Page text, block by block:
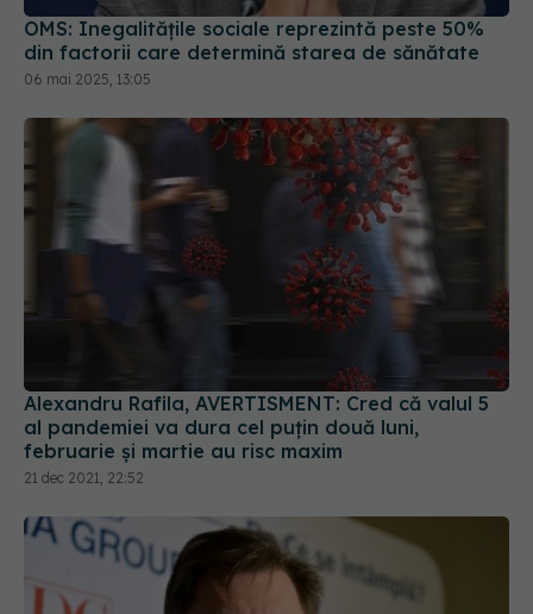
OMS: Inegalităţile sociale reprezintă peste 50%
din factorii care determină starea de sănătate
06 mai 2025, 13:05
Alexandru Rafila, AVERTISMENT: Cred că valul 5
al pandemiei va dura cel puțin două luni,
februarie și martie au risc maxim
21 dec 2021, 22:52